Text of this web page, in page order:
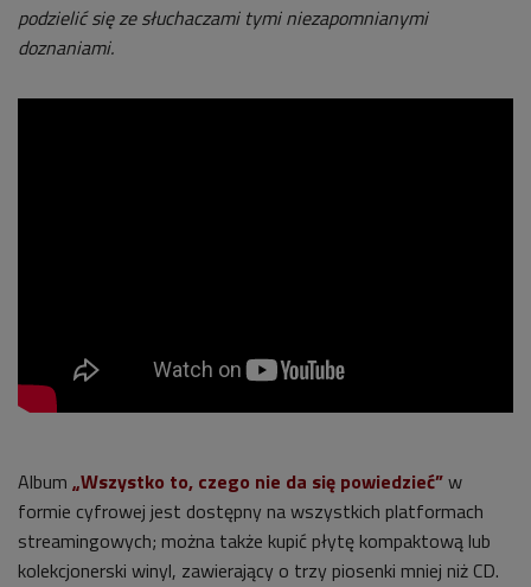
podzielić się ze słuchaczami tymi niezapomnianymi
doznaniami.
Album „Wszystko to, czego nie da się powiedzieć”w
formie cyfrowej jest dostępny na wszystkich platformach
streamingowych; można także kupić płytę kompaktową lub
kolekcjonerski winyl, zawierający o trzy piosenki mniej niż CD.